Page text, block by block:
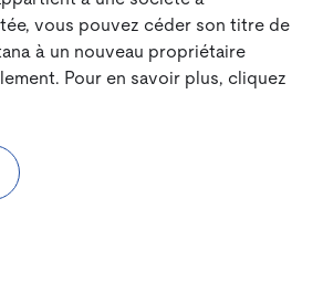
vous pouvez céder son titre de
à un nouveau propriétaire
Pour en savoir plus, cliquez